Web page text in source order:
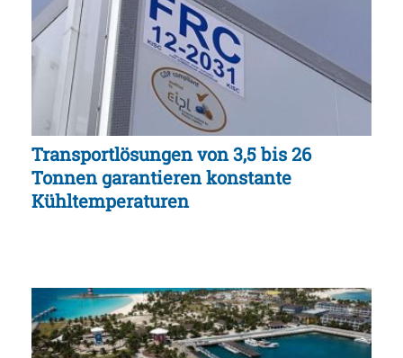
Transportlösungen von 3,5 bis 26
Tonnen garantieren konstante
Kühltemperaturen